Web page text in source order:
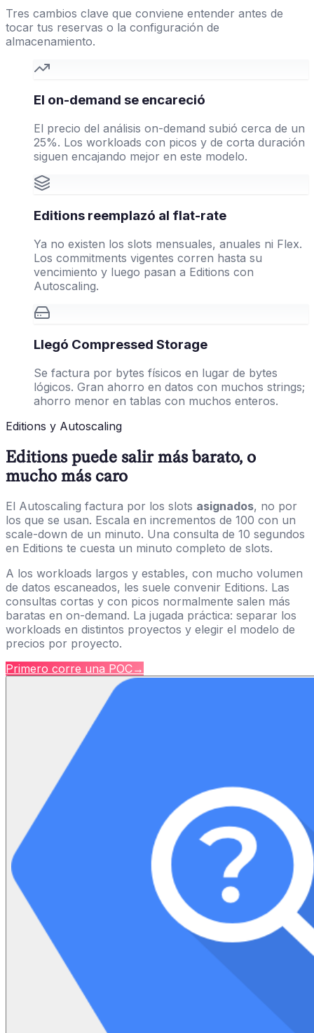
Tres cambios clave que conviene entender antes de
tocar tus reservas o la configuración de
almacenamiento.
El on-demand se encareció
El precio del análisis on-demand subió cerca de un
25%. Los workloads con picos y de corta duración
siguen encajando mejor en este modelo.
Editions reemplazó al flat-rate
Ya no existen los slots mensuales, anuales ni Flex.
Los commitments vigentes corren hasta su
vencimiento y luego pasan a Editions con
Autoscaling.
Llegó Compressed Storage
Se factura por bytes físicos en lugar de bytes
lógicos. Gran ahorro en datos con muchos strings;
ahorro menor en tablas con muchos enteros.
Editions y Autoscaling
Editions puede salir más barato, o
mucho más caro
El Autoscaling factura por los slots asignados, no por
los que se usan. Escala en incrementos de 100 con un
scale-down de un minuto. Una consulta de 10 segundos
en Editions te cuesta un minuto completo de slots.
A los workloads largos y estables, con mucho volumen
de datos escaneados, les suele convenir Editions. Las
consultas cortas y con picos normalmente salen más
baratas en on-demand. La jugada práctica: separar los
workloads en distintos proyectos y elegir el modelo de
precios por proyecto.
Primero corre una POC→